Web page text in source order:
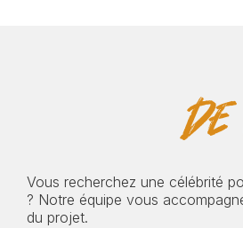
Vous recherchez une célébrité
? Notre équipe vous
du projet.